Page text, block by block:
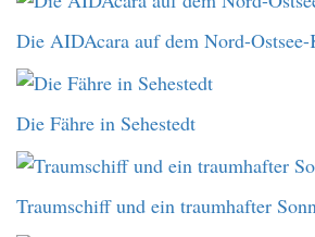
Die AIDAcara auf dem Nord-Ostsee-
Die Fähre in Sehestedt
Traumschiff und ein traumhafter